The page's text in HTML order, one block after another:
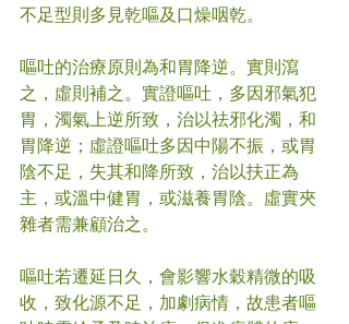
不足型則多見乾嘔及口燥咽乾。
嘔吐的治療原則為和胃降逆。實則瀉
之，虛則補之。實證嘔吐，多因邪氣犯
胃，濁氣上逆所致，治以祛邪化濁，和
胃降逆；虛證嘔吐多因中陽不振，或胃
陰不足，失其和降所致，治以扶正為
主，或溫中健胃，或滋養胃陰。虛實夾
雜者需兼顧治之。
嘔吐若遷延日久，會影響水穀精微的吸
收，致化源不足，加劇病情，故患者嘔